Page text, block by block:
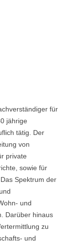
für
jährige
tätig. Der
von
private
sowie für
Spektrum der
und
Darüber hinaus
zu
und